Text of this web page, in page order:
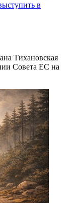
в
Тихановская
Совета ЕС на